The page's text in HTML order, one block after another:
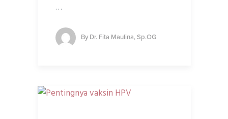
…
ByDr. Fita Maulina, Sp.OG